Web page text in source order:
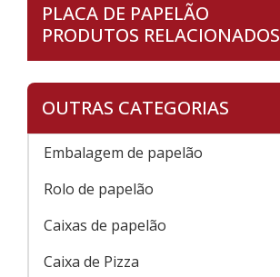
PLACA DE PAPELÃO
PRODUTOS RELACIONADOS
OUTRAS CATEGORIAS
Embalagem de papelão
Rolo de papelão
Caixas de papelão
Caixa de Pizza